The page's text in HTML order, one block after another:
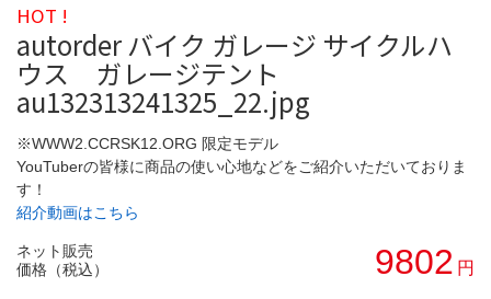
HOT !
autorder バイク ガレージ サイクルハ
ウス ガレージテント
au132313241325_22.jpg
※WWW2.CCRSK12.ORG 限定モデル
YouTuberの皆様に商品の使い心地などをご紹介いただいておりま
す！
紹介動画はこちら
ネット販売
価格（税込）
9802 円